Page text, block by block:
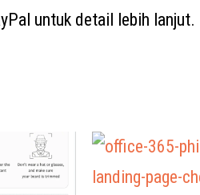
untuk detail lebih lanjut.